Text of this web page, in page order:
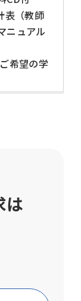
表（教師
ニュアル
希望の学
は